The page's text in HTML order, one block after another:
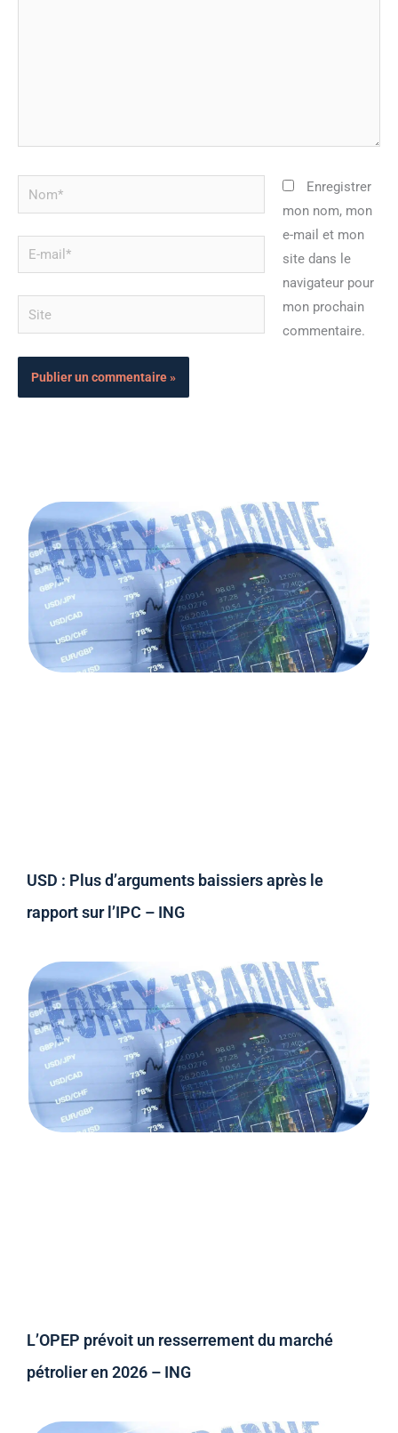
Nom*
mail*
Site
Enregistrer
mon nom, mon
e-mail et mon
site dans le
navigateur pour
mon prochain
commentaire.
USD : Plus d’arguments baissiers après le
rapport sur l’IPC – ING
L’OPEP prévoit un resserrement du marché
pétrolier en 2026 – ING